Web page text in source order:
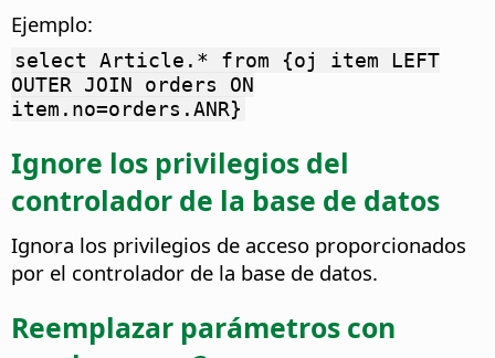
Ejemplo:
select Article.* from {oj item LEFT
OUTER JOIN orders ON
item.no=orders.ANR}
Ignore los privilegios del
controlador de la base de datos
Ignora los privilegios de acceso proporcionados
por el controlador de la base de datos.
Reemplazar parámetros con